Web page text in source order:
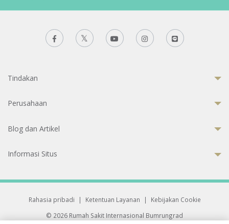
Tindakan
Perusahaan
Blog dan Artikel
Informasi Situs
Rahasia pribadi | Ketentuan Layanan |
Kebijakan Cookie
© 2026 Rumah Sakit Internasional Bumrungrad